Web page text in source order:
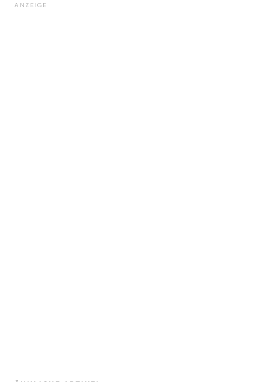
ANZEIGE